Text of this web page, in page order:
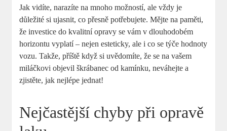
Jak vidíte, narazíte na mnoho možností, ale vždy je
důležité si ujasnit, co přesně potřebujete. Mějte na paměti,
že investice do kvalitní opravy se vám v dlouhodobém
horizontu vyplatí – nejen esteticky, ale i co se týče hodnoty
vozu. Takže, příště když si uvědomíte, že se na vašem
miláčkovi objevil škrábanec od kamínku, neváhejte a
zjistěte, jak nejlépe jednat!
Nejčastější chyby při opravě